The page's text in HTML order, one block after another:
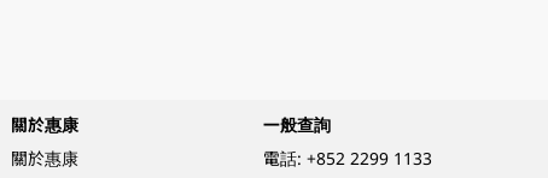
關於惠康
關於惠康
一般查詢
電話: +852 2299 1133